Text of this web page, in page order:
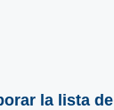
la lista de